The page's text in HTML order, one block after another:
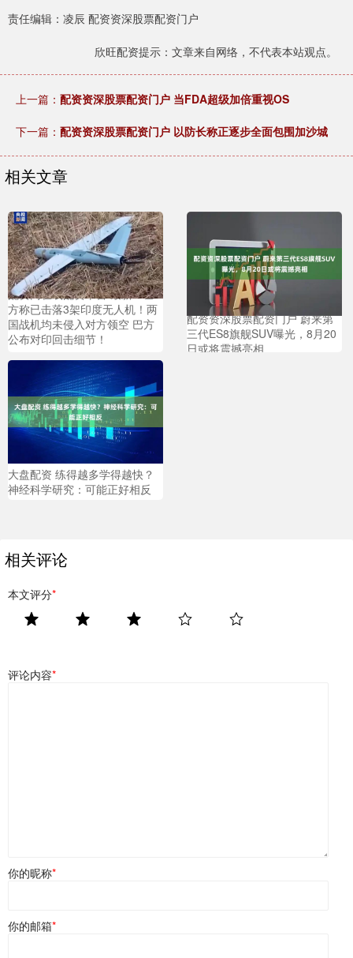
责任编辑：凌辰 配资资深股票配资门户
欣旺配资提示：文章来自网络，不代表本站观点。
上一篇： 配资资深股票配资门户 当FDA超级加倍重视OS
下一篇： 配资资深股票配资门户 以防长称正逐步全面包围加沙城
相关文章
配资网在线配资平台 最新！巴
方称已击落3架印度无人机！两
国战机均未侵入对方领空 巴方
公布对印回击细节！
配资资深股票配资门户 蔚来第
三代ES8旗舰SUV曝光，8月20
日或将震撼亮相
大盘配资 练得越多学得越快？
神经科学研究：可能正好相反
相关评论
本文评分*
评论内容*
你的昵称*
你的邮箱*